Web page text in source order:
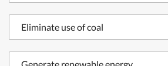
Eliminate use of coal